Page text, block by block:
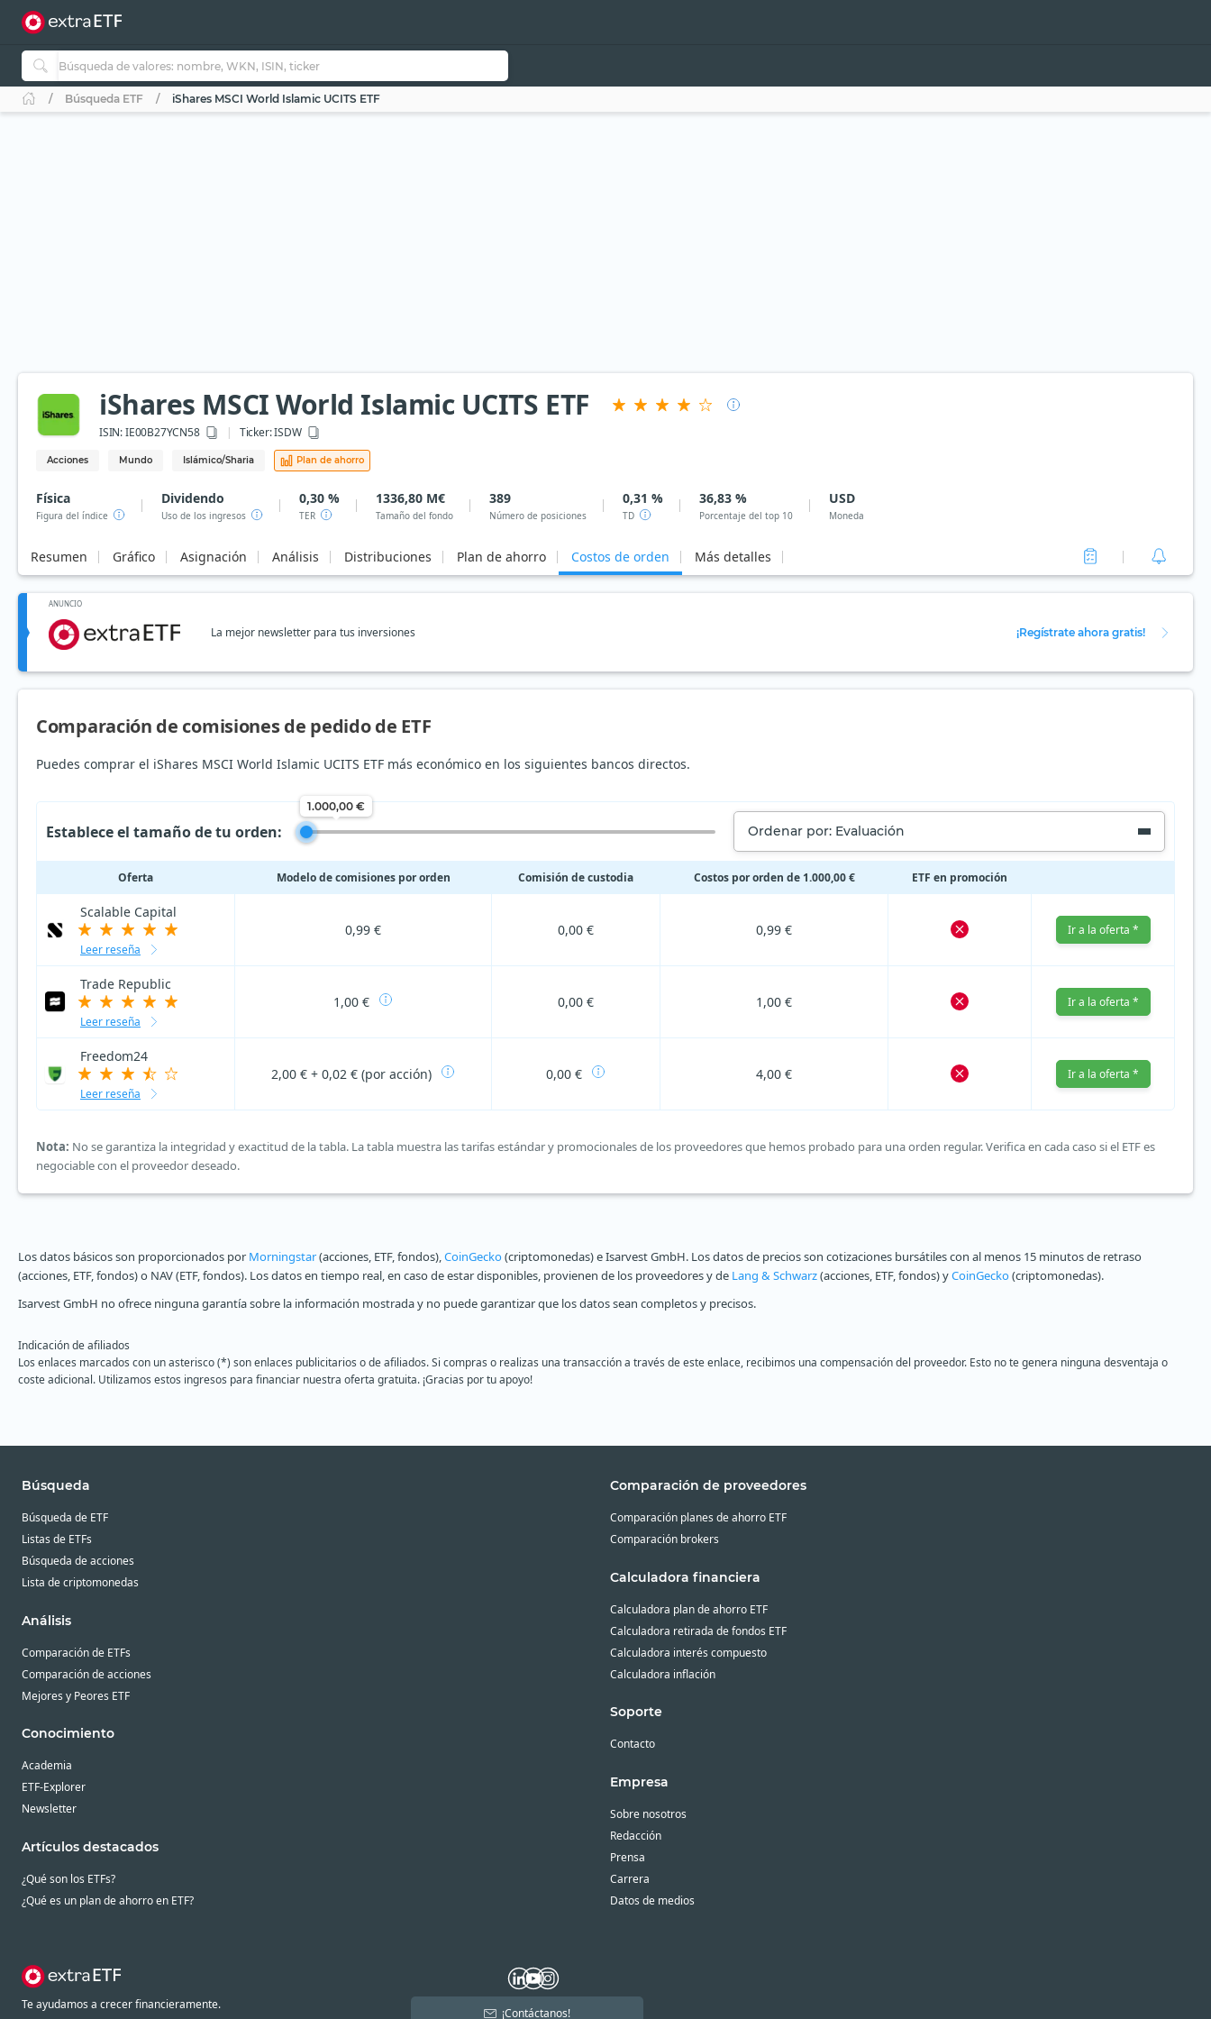
Búsqueda ETF iShares MSCI World Islamic UCITS ETF
iShares MSCI World Islamic UCITS ETF
ISIN:IE00B27YCN58 Ticker:ISDW
Acciones Mundo Islámico/Sharia Plan de ahorro
Física
Figura del índice
Dividendo
Uso de los ingresos
0,30 %
TER
1336,80 M€
Tamaño del fondo
389
Número de posiciones
0,31 %
TD
36,83 %
Porcentaje del top 10
USD
Moneda
Resumen Gráfico Asignación Análisis Distribuciones Plan de ahorro Costos de orden Más detalles
ANUNCIO
La mejor newsletter para tus inversiones ¡Regístrate ahora gratis!
Comparación de comisiones de pedido de ETF
Puedes comprar el iShares MSCI World Islamic UCITS ETF más económico en los siguientes bancos directos.
Establece el tamaño de tu orden:
1.000,00 €
Ordenar por: Evaluación
Oferta Modelo de comisiones por orden Comisión de custodia Costos por orden de 1.000,00 € ETF en promoción
Scalable Capital
Leer reseña
0,99 € 0,00 € 0,99 € Ir a la oferta *
Trade Republic
Leer reseña
1,00 € 0,00 € 1,00 € Ir a la oferta *
Freedom24
Leer reseña
2,00 € + 0,02 € (por acción) 0,00 € 4,00 € Ir a la oferta *
Nota: No se garantiza la integridad y exactitud de la tabla. La tabla muestra las tarifas estándar y promocionales de los proveedores que hemos probado para una orden regular. Verifica en cada caso si el ETF es
negociable con el proveedor deseado.
Los datos básicos son proporcionados por Morningstar(acciones, ETF, fondos),CoinGecko(criptomonedas) e Isarvest GmbH. Los datos de precios son cotizaciones bursátiles con al menos 15 minutos de retraso
(acciones, ETF, fondos) o NAV (ETF, fondos). Los datos en tiempo real, en caso de estar disponibles, provienen de los proveedores y de Lang & Schwarz(acciones, ETF, fondos) yCoinGecko(criptomonedas).
Isarvest GmbH no ofrece ninguna garantía sobre la información mostrada y no puede garantizar que los datos sean completos y precisos.
Indicación de afiliados
Los enlaces marcados con un asterisco (*) son enlaces publicitarios o de afiliados. Si compras o realizas una transacción a través de este enlace, recibimos una compensación del proveedor. Esto no te genera ninguna desventaja o
coste adicional. Utilizamos estos ingresos para financiar nuestra oferta gratuita. ¡Gracias por tu apoyo!
Búsqueda
Búsqueda de ETF
Listas de ETFs
Búsqueda de acciones
Lista de criptomonedas
Análisis
Comparación de ETFs
Comparación de acciones
Mejores y Peores ETF
Conocimiento
Academia
ETF-Explorer
Newsletter
Artículos destacados
¿Qué son los ETFs?
¿Qué es un plan de ahorro en ETF?
Comparación de proveedores
Comparación planes de ahorro ETF
Comparación brokers
Calculadora financiera
Calculadora plan de ahorro ETF
Calculadora retirada de fondos ETF
Calculadora interés compuesto
Calculadora inflación
Soporte
Contacto
Empresa
Sobre nosotros
Redacción
Prensa
Carrera
Datos de medios
Te ayudamos a crecer financieramente.
¡Contáctanos!